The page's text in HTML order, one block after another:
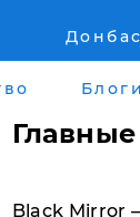
Блоги
Black Mirror